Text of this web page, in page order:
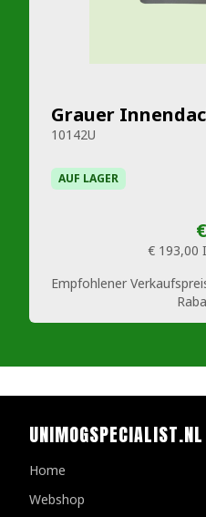
Grauer
10142U
AUF LAGER
€ 193,00
Empfohlener
UNIMOGSPECIALIST.NL
Home
Webshop